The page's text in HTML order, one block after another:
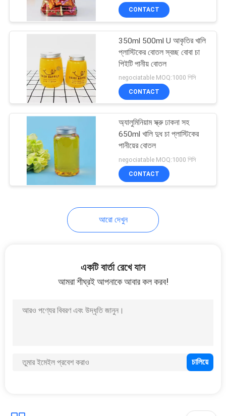
ডিসপোজেবল বুদবুদ কাপ কাপ
গাঁজা টিন
প্লাস্টিক ওয়াশিং পাউডার
CONTACT
350ml 500ml U আকৃতির খালি
প্লাস্টিকের বোতল স্বচ্ছ বোবা চা
পিইটি পানীয় বোতল
negociatable MOQ:1000 পিসি
CONTACT
অ্যালুমিনিয়াম স্ক্রু ঢাকনা সহ
650ml খালি দুধ চা প্লাস্টিকের
পানীয়ের বোতল
negociatable MOQ:1000 পিসি
CONTACT
আরো দেখুন
একটি বার্তা রেখে যান
আমরা শীঘ্রই আপনাকে আবার কল করব!